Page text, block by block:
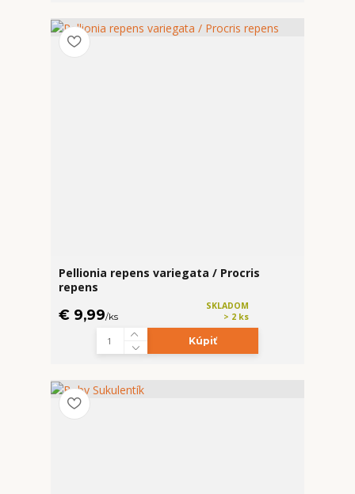
Pellionia repens variegata / Procris
repens
€ 9,99/ks
SKLADOM
> 2 ks
Kúpiť